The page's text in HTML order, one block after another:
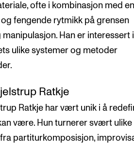
ofte i kombinasjon med en
fengende rytmikk på grensen
Han er interessert i
ulike systemer og metoder
Ratkje
Ratkje har vært unik i å
være. Hun turnerer svært ulike
partiturkomposisjon,